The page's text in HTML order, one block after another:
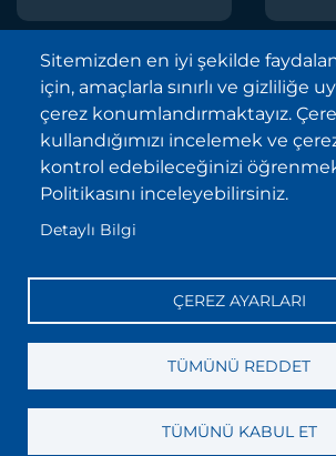
Borsa
Telif Hakkı ve Çekince İhbarı Bildirimi
Site Haritası
Kişisel Verilerin Korunması (KVKK)
Sıkça Sorulan Sorular
İletişim
Bilgi Toplumu Hizmetleri
Sitemizden en iyi şekilde
için, amaçlarla sınırlı ve gizliliğe
çerez konumlandırmaktayız.
kullandığımızı incelemek ve
kontrol edebileceğinizi
Politikasını inceleyebilirsiniz.
Detaylı Bilgi
ÇEREZ AYARLARI
TÜMÜNÜ REDDET
TÜMÜNÜ KABUL ET